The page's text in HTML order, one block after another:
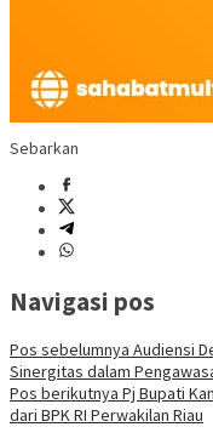
Sebarkan
Navigasi pos
Pos sebelumnya Audiensi
Sinergitas dalam
Pos berikutnya Pj Bupati
dari BPK RI Perwakilan Riau